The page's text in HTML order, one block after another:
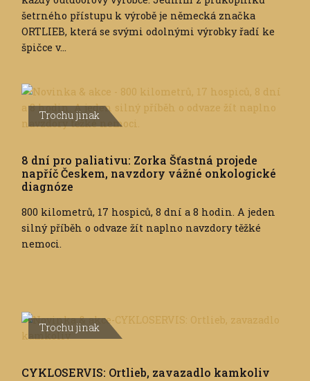
šetrného přístupu k výrobě je německá značka
ORTLIEB, která se svými odolnými výrobky řadí ke
špičce v...
Trochu jinak
8 dní pro paliativu: Zorka Šťastná projede
napříč Českem, navzdory vážné onkologické
diagnóze
800 kilometrů, 17 hospiců, 8 dní a 8 hodin. A jeden
silný příběh o odvaze žít naplno navzdory těžké
nemoci.
Trochu jinak
CYKLOSERVIS: Ortlieb, zavazadlo kamkoliv